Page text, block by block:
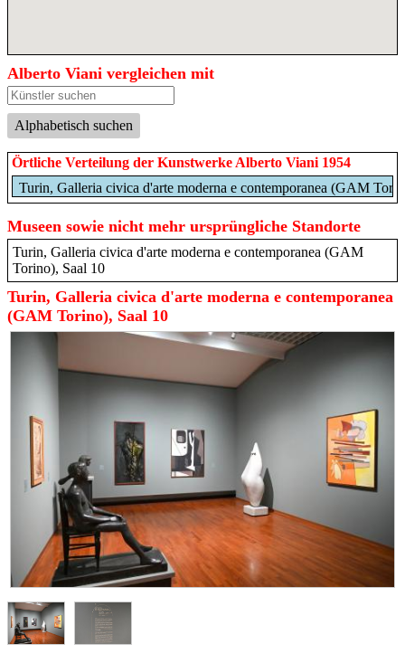
Alberto Viani vergleichen mit
Alphabetisch suchen
Örtliche Verteilung der Kunstwerke Alberto Viani 1954
Turin, Galleria civica d'arte moderna e contemporanea (GAM
Museen sowie nicht mehr ursprüngliche Standorte
Turin, Galleria civica d'arte moderna e contemporanea (GAM
Torino), Saal 10
Turin, Galleria civica d'arte moderna e contemporanea
(GAM Torino), Saal 10